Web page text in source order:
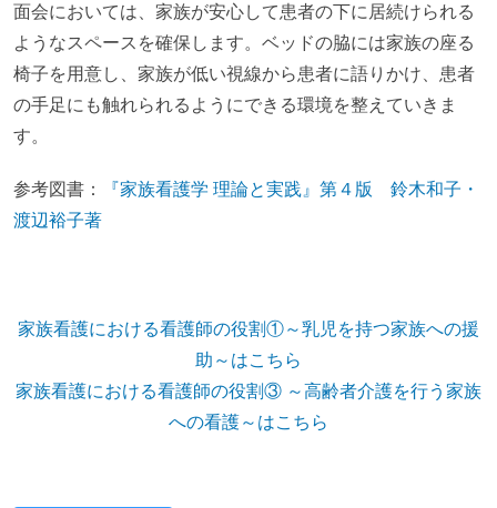
面会においては、家族が安心して患者の下に居続けられる
ようなスペースを確保します。ベッドの脇には家族の座る
椅子を用意し、家族が低い視線から患者に語りかけ、患者
の手足にも触れられるようにできる環境を整えていきま
す。
参考図書：
『家族看護学 理論と実践』第４版 鈴木和子・
渡辺裕子著
家族看護における看護師の役割①～乳児を持つ家族への援
助～はこちら
家族看護における看護師の役割③ ～高齢者介護を行う家族
への看護～はこちら